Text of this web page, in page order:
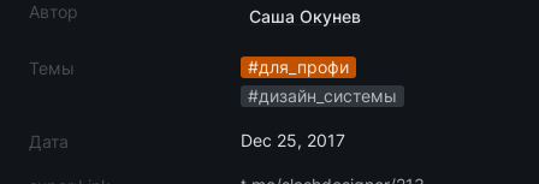
Автор Саша Окунев
Темы
#для_профи
#дизайн_системы
Дата Dec 25, 2017